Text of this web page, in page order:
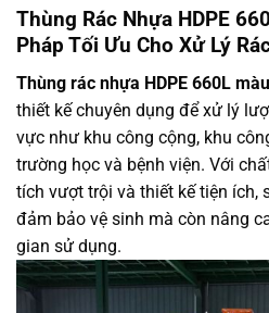
Thùng Rác Nhựa HDPE
Pháp Tối Ưu Cho Xử Lý
Thùng rác nhựa HDPE 660L
thiết kế chuyên dụng để xử lý
vực như khu công cộng, khu
trường học và bệnh viện. Với
tích vượt trội và thiết kế tiện ích,
đảm bảo vệ sinh mà còn nâng
gian sử dụng.